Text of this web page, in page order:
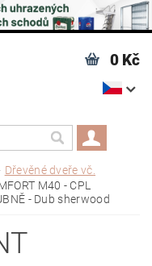
0 Kč
Dřevěné dveře vč.
M40 - CPL
- Dub sherwood